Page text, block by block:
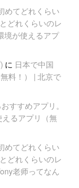
めてどれくらい
どれくらいのレ
境が使えるアプ
に 日本で中国
料！） | 北京で
すすめアプリ。
るアプリ（無
めてどれくらい
どれくらいのレ
老师ってなん